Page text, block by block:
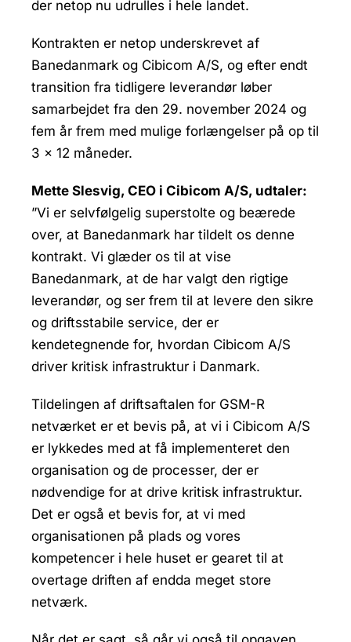
der netop nu udrulles i hele landet.
Kontrakten er netop underskrevet af
Banedanmark og Cibicom A/S, og efter endt
transition fra tidligere leverandør løber
samarbejdet fra den 29. november 2024 og
fem år frem med mulige forlængelser på op til
3 x 12 måneder.
Mette Slesvig, CEO i Cibicom A/S, udtaler:
”Vi er selvfølgelig superstolte og beærede
over, at Banedanmark har tildelt os denne
kontrakt. Vi glæder os til at vise
Banedanmark, at de har valgt den rigtige
leverandør, og ser frem til at levere den sikre
og driftsstabile service, der er
kendetegnende for, hvordan Cibicom A/S
driver kritisk infrastruktur i Danmark.
Tildelingen af driftsaftalen for GSM-R
netværket er et bevis på, at vi i Cibicom A/S
er lykkedes med at få implementeret den
organisation og de processer, der er
nødvendige for at drive kritisk infrastruktur.
Det er også et bevis for, at vi med
organisationen på plads og vores
kompetencer i hele huset er gearet til at
overtage driften af endda meget store
netværk.